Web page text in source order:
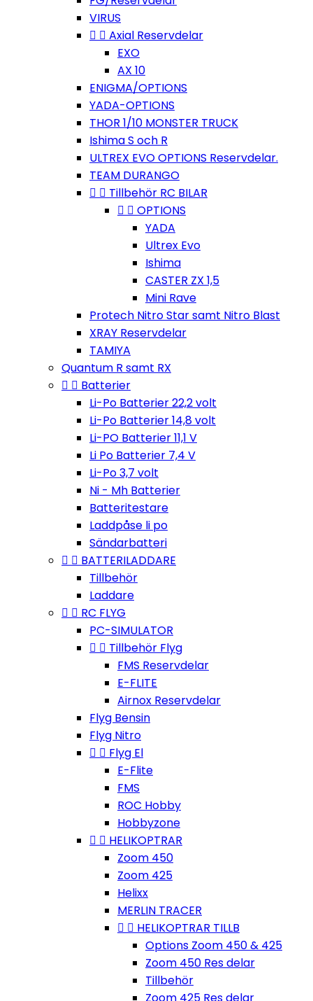
VIRUS
  Axial Reservdelar
EXO
AX 10
ENIGMA/OPTIONS
YADA-OPTIONS
THOR 1/10 MONSTER TRUCK
Ishima S och R
ULTREX EVO OPTIONS Reservdelar.
TEAM DURANGO
  Tillbehör RC BILAR
  OPTIONS
YADA
Ultrex Evo
Ishima
CASTER ZX 1,5
Mini Rave
Protech Nitro Star samt Nitro Blast
XRAY Reservdelar
TAMIYA
Quantum R samt RX
  Batterier
Li-Po Batterier 22,2 volt
Li-Po Batterier 14,8 volt
Li-PO Batterier 11,1 V
Li Po Batterier 7,4 V
Li-Po 3,7 volt
Ni - Mh Batterier
Batteritestare
Laddpåse li po
Sändarbatteri
  BATTERILADDARE
Tillbehör
Laddare
  RC FLYG
PC-SIMULATOR
  Tillbehör Flyg
FMS Reservdelar
E-FLITE
Airnox Reservdelar
Flyg Bensin
Flyg Nitro
  Flyg El
E-Flite
FMS
ROC Hobby
Hobbyzone
  HELIKOPTRAR
Zoom 450
Zoom 425
Helixx
MERLIN TRACER
  HELIKOPTRAR TILLB
Options Zoom 450 & 425
Zoom 450 Res delar
Tillbehör